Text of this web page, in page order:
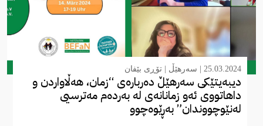
25.03.2024 | سەرهێڵ تۆڕی بێفان
دیبەیتێکی سەرهێڵ دەربارەی “زمان، هەڵاواردن و
داهاتووی ئەو زمانانەی لە بەردەم مەترسیی
لەنێوچووندان” بەڕێوەچوو